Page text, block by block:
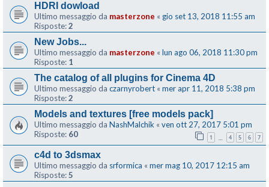
HDRI dowload
Ultimo messaggio da masterzone « gio set 13, 2018 11:55 am
Risposte:2
New Jobs...
Ultimo messaggio da masterzone « lun ago 06, 2018 11:30 pm
Risposte: 1
The catalog of all plugins for Cinema 4D
Ultimo messaggio da czarnyrobert « mer apr 11, 2018 5:38 pm
Risposte:2
Models and textures [free models pack]
Ultimo messaggio da NashMalchik « ven ott 27, 2017 5:01 pm
Risposte: 60 1 4 5 6 7
c4d to 3dsmax
Ultimo messaggio da srformica « mer mag 10, 2017 12:15 am
Risposte:5